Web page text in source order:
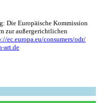
Die Europäische Kommission
zur außergerichtlichen
ec.europa.eu/consumers/odr/
art.de